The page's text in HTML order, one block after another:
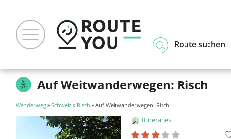
Route suchen
Auf Weitwanderwegen: Risch
Wanderweg » Schweiz » Risch » Auf Weitwanderwegen: Risch
Itineraries